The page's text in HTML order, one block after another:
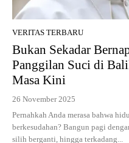
VERITAS TERBARU
Bukan Sekadar
Panggilan Suci di
Masa Kini
26 November 2025
Pernahkah Anda merasa bahwa
berkesudahan? Bangun pagi
silih berganti, hingga terkadang...